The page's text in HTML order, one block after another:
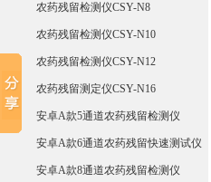
农药残留检测仪CSY-N8
农药残留检测仪CSY-N10
农药残留检测仪CSY-N12
农药残留测定仪CSY-N16
安卓A款5通道农药残留检测仪
安卓A款6通道农药残留快速测试仪
安卓A款8通道农药残留检测仪